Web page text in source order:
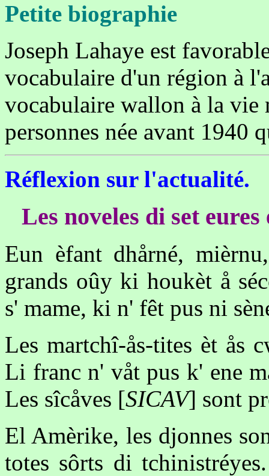
Petite biographie
Joseph Lahaye est
vocabulaire d'un région à
vocabulaire wallon à la vie
personnes née avant 1940
Réflexion sur l'actualité.
Les noveles di set
Eun èfant dhårné,
grands oûy ki houkèt å
s' mame, ki n' fêt pus ni
Les martchî-ås-tites èt ås
Li franc n' våt pus k' ene
Les sîcåves [SICAV] sont
El Amèrike, les djonnes
totes sôrts di